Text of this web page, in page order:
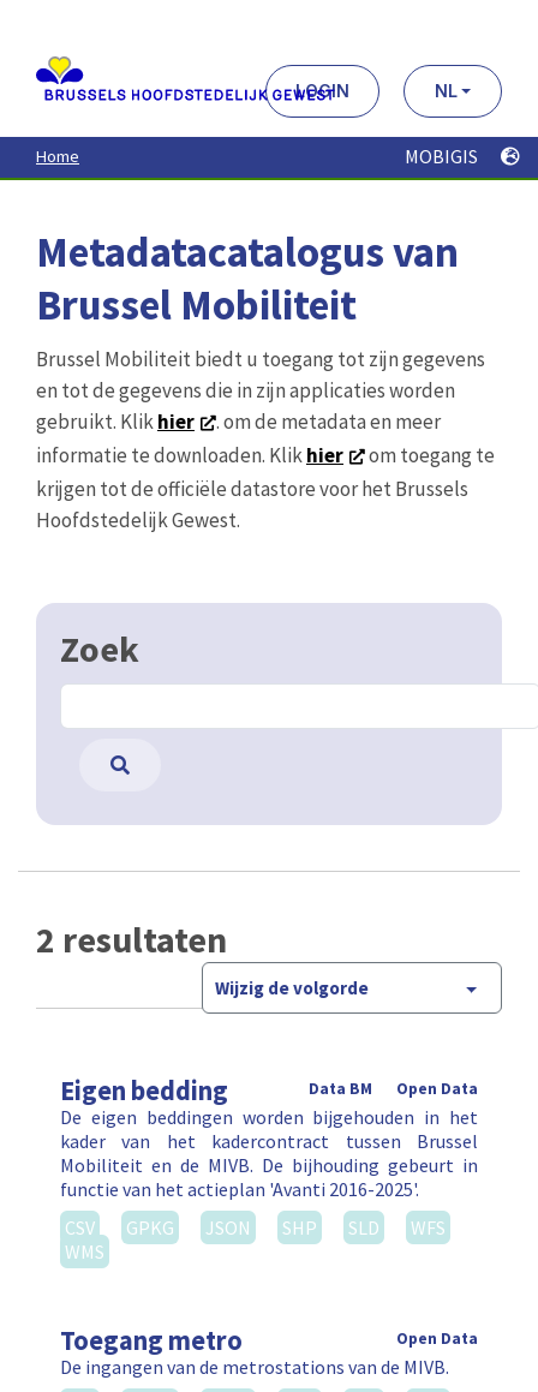
contenu
principal
LOGIN NL
Home MOBIGIS
Metadatacatalogus van
Brussel Mobiliteit
Brussel Mobiliteit biedt u toegang tot zijn gegevens
en tot de gegevens die in zijn applicaties worden
gebruikt. Klikhier
. om de metadata en meer
informatie te downloaden. Klikhier
om toegang te
krijgen tot de officiële datastore voor het Brussels
Hoofdstedelijk Gewest.
Zoek
2 resultaten
Wijzig de volgorde
Eigen bedding Open Data
Data BM
De eigen beddingen worden bijgehouden in het
kader van het kadercontract tussen Brussel
Mobiliteit en de MIVB. De bijhouding gebeurt in
functie van het actieplan 'Avanti 2016-2025'.
CSV
GPKG JSON SHP SLD
WFS
WMS
Toegang metro Open Data
De ingangen van de metrostations van de MIVB.